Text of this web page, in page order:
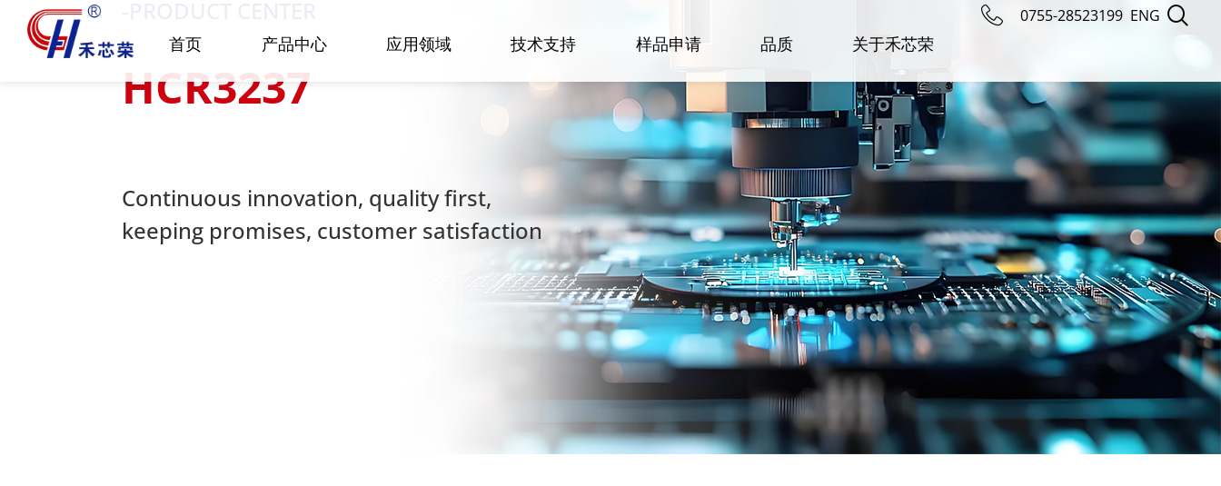
首页 产品中心 应用领域 技术支持 样品申请 品质 关于禾芯荣
0755-28523199 ENG
HCR3237
Continuous innovation, quality first,
keeping promises, customer satisfaction